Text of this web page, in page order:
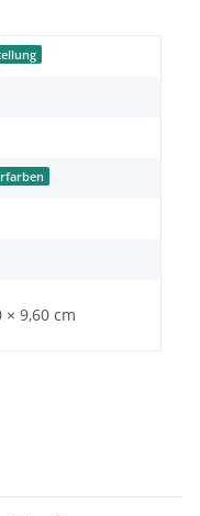
× 9,60 cm